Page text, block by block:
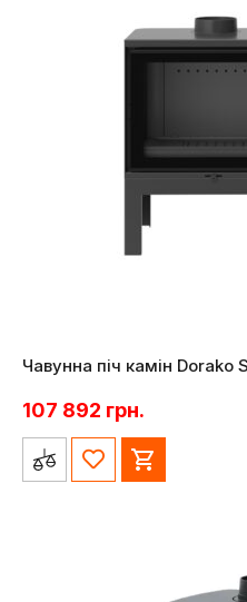
Чавунна піч камін Dorako
107 892 грн.